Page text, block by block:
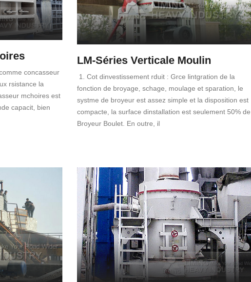
concasseur
rsistance la
mchoires est
capacit, bien
LM-Séries Verticale Moulin
1. Cot dinvestissement rduit : Grce lintgration de la
fonction de broyage, schage, moulage et sparation, le
systme de broyeur est assez simple et la disposition est
compacte, la surface dinstallation est seulement 50% de
Broyeur Boulet. En outre, il